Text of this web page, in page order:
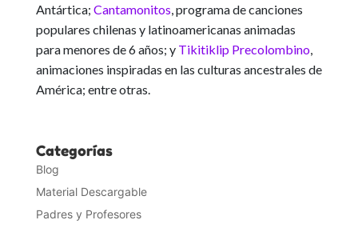
Antártica; Cantamonitos, programa de canciones
populares chilenas y latinoamericanas animadas
para menores de 6 años; y Tikitiklip Precolombino,
animaciones inspiradas en las culturas ancestrales de
América; entre otras.
Categorías
Blog
Material Descargable
Padres y Profesores